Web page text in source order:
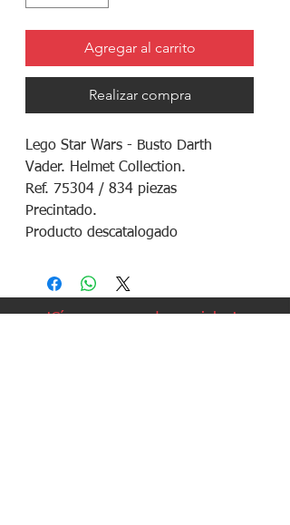
Agregar al carrito
Realizar compra
Lego Star Wars - Busto Darth
Vader. Helmet Collection.
Ref. 75304 / 834 piezas
Precintado.
Producto descatalogado
¡Síguenos en redes sociales!